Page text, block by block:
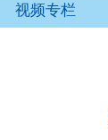
视频专栏